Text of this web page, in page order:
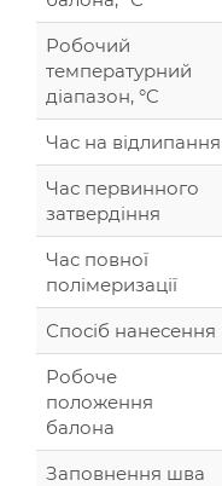
Робочий
температурний
діапазон, °C
Час на відлипання
Час первинного
затвердіння
Час повної
полімеризації
Спосіб нанесення
Робоче
положення
балона
Заповнення шва